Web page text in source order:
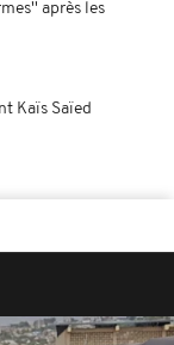
après les
Kaïs Saïed